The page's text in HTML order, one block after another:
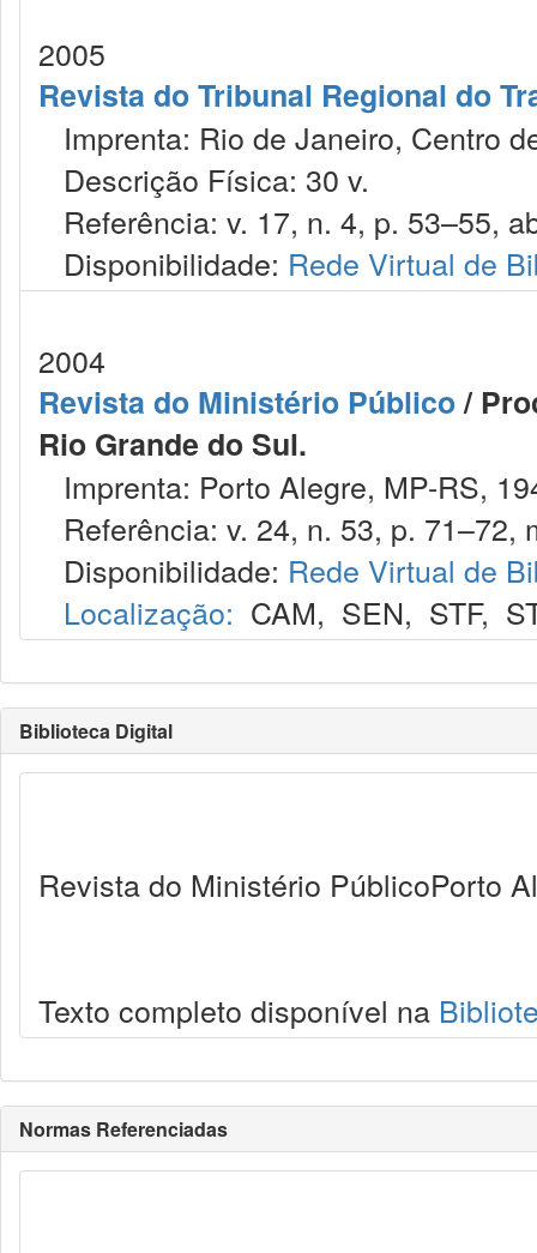
2005
Revista do Tribunal Regional do
Imprenta: Rio de Janeiro, Centro
Descrição Física: 30 v.
Referência: v. 17, n. 4, p. 53–55,
Disponibilidade: Rede Virtual de
2004
Revista do Ministério Público/
Rio Grande do Sul.
Imprenta: Porto Alegre, MP-RS,
Referência: v. 24, n. 53, p. 71–72,
Disponibilidade: Rede Virtual de
Localização: CAM, SEN, STF,
Biblioteca Digital
Revista do Ministério PúblicoPorto
Texto completo disponível na
Normas Referenciadas